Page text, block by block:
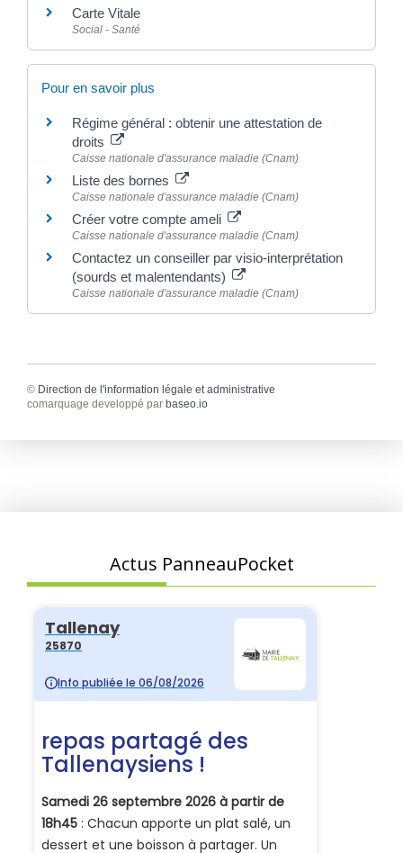
Carte Vitale
Social - Santé
Pour en savoir plus
Régime général : obtenir une attestation de
droits
Caisse nationale d'assurance maladie (Cnam)
Liste des bornes
Caisse nationale d'assurance maladie (Cnam)
Créer votre compte ameli
Caisse nationale d'assurance maladie (Cnam)
Contactez un conseiller par visio-interprétation
(sourds et malentendants)
Caisse nationale d'assurance maladie (Cnam)
© Direction de l'information légale et administrative
comarquage developpé par baseo.io
Actus PanneauPocket